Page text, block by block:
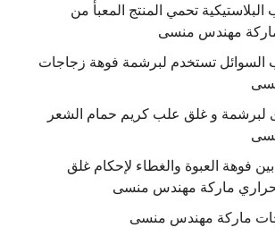
تحمي المنتج المعبأ من
مهندس منسى
السوائل تستخدم لبرشمة فوهة زجاجات
لبرشمة و غلق علب كريم حمام الشعر
فوهة العبوة والغطاء لإحكام غلق
ماركة مهندس منسى
ماركة مهندس منسى